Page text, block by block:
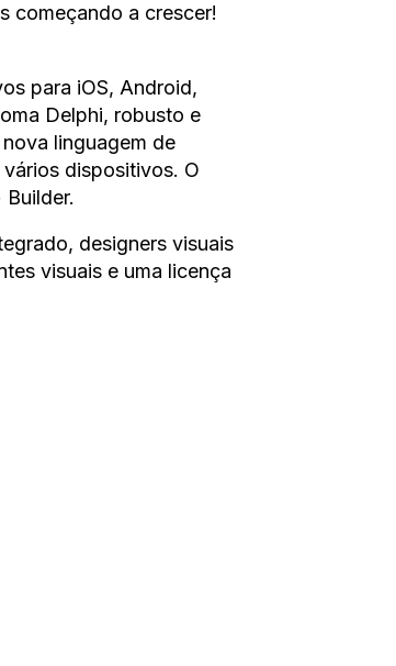
começando a crescer!
para iOS, Android,
Delphi, robusto e
linguagem de
dispositivos. O
designers visuais
visuais e uma licença